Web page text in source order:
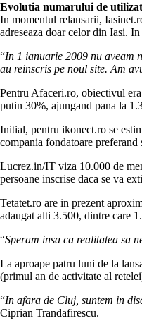
Evolutia numarului de
In momentul relansarii,
adreseaza doar celor din Iasi.
“In 1 ianuarie 2009 nu aveam
au reinscris pe noul site. Am
Pentru Afaceri.ro, obiectivul
putin 30%, ajungand pana la
Initial, pentru ikonect.ro se
compania fondatoare
Lucrez.in/IT viza 10.000 de
persoane inscrise daca se va
Tetatet.ro are in prezent
adaugat alti 3.500, dintre care
“Speram insa ca realitatea sa
La aproape patru luni de la
(primul an de activitate al
“In afara de Cluj, suntem in
Ciprian Trandafirescu.